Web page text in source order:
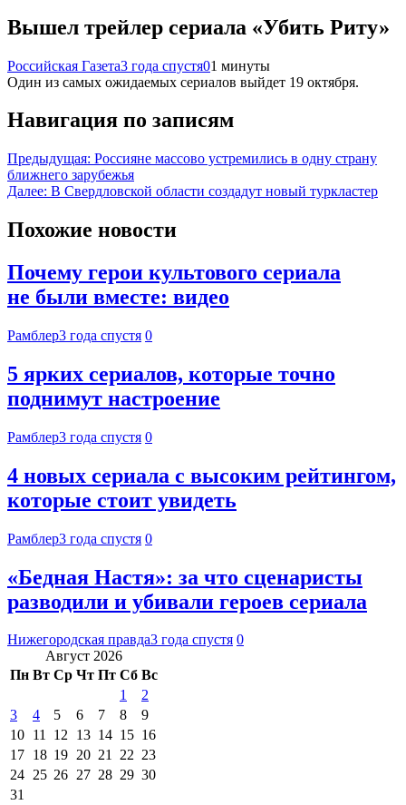
Вышел трейлер сериала «Убить Риту»
Российская Газета3 года спустя01 минуты
Один из самых ожидаемых сериалов выйдет 19 октября.
Навигация по записям
Предыдущая: Россияне массово устремились в одну страну
ближнего зарубежья
Далее: В Свердловской области создадут новый туркластер
Похожие новости
Почему герои культового сериала
не были вместе: видео
Рамблер3 года спустя 0
5 ярких сериалов, которые точно
поднимут настроение
Рамблер3 года спустя 0
4 новых сериала с высоким рейтингом,
которые стоит увидеть
Рамблер3 года спустя 0
«Бедная Настя»: за что сценаристы
разводили и убивали героев сериала
Нижегородская правда3 года спустя 0
Август 2026
Пн Вт Ср Чт Пт Сб Вс
1
2
3
4 5 6 7 8
9
10 11 12 13 14 15 16
17 18 19 20 21 22 23
24 25 26 27 28 29 30
31